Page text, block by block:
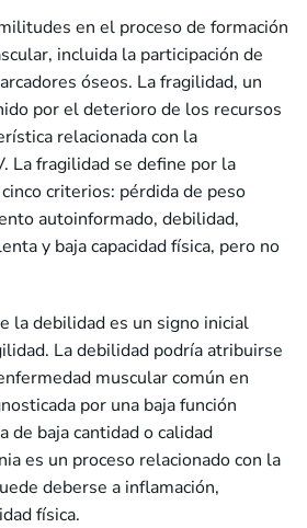
en el proceso de formación
incluida la participación de
óseos. La fragilidad, un
por el deterioro de los recursos
relacionada con la
La fragilidad se define por la
criterios: pérdida de peso
autoinformado, debilidad,
y baja capacidad física, pero no
la debilidad es un signo inicial
La debilidad podría atribuirse
muscular común en
por una baja función
de baja cantidad o calidad
es un proceso relacionado con la
deberse a inflamación,
física.